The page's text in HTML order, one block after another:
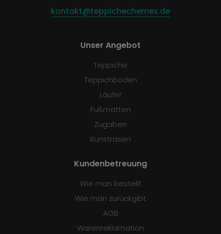
kontakt@teppichechemex.de
Unser Angebot
Teppiche
Teppichböden
Läufer
Fußmatten
Zugaben
Kunstrasen
Kundenbetreuung
Wie man bestellt
Wie man zurückgibt
AGB
Warenreklamation